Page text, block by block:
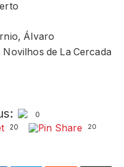
Álvaro
de La Cercada
0
20 20